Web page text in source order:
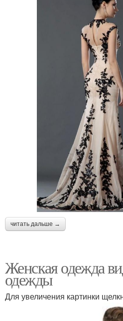
читать дальше →
Женская одежда
одежды
Для увеличения картинки